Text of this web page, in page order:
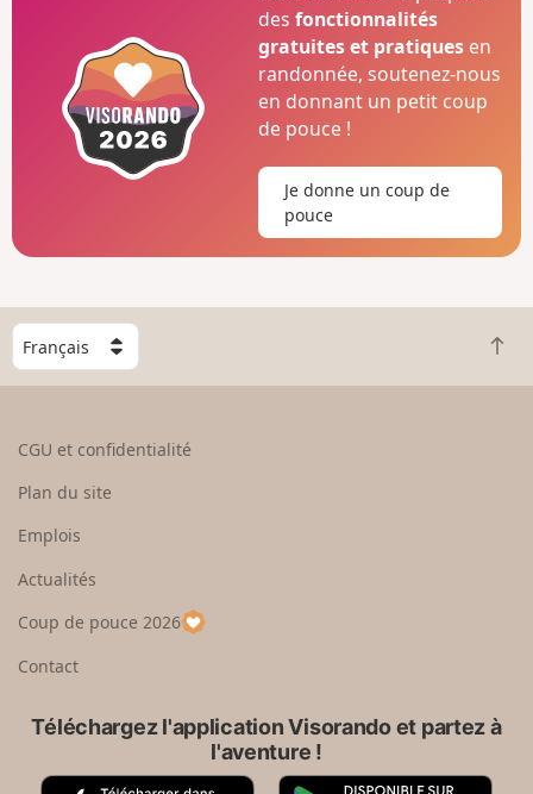
desfonctionnalités
gratuites et pratiques en
randonnée, soutenez-nous
en donnant un petit coup
de pouce !
Je donne un coup de
pouce
C
h
o
e
u
p
a
R
e
CGU et confidentialité
Plan du site
Emplois
Actualités
Coup de pouce 2026
Contact
Téléchargez l'application Visorando et partez à
l'aventure !
A G